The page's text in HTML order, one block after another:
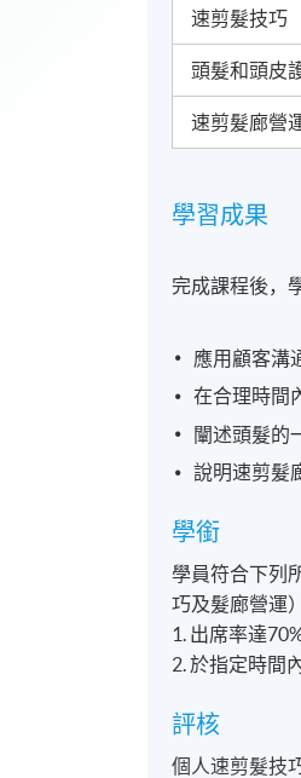
速剪髮技巧
頭髮和頭皮
速剪髮廊營
學習成果
完成課程後，
應用顧客溝
在合理時間
闡述頭髮的
說明速剪髮
學銜
學員符合下列
巧及髮廊營運
1. 出席率達
2. 於指定時間
評核
個人速剪髮技